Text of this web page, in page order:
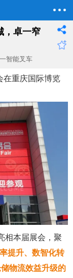
，卓一窄
智能叉车
在重庆国际博览
相本届展会，聚
提升、数智化转
物流效益升级的